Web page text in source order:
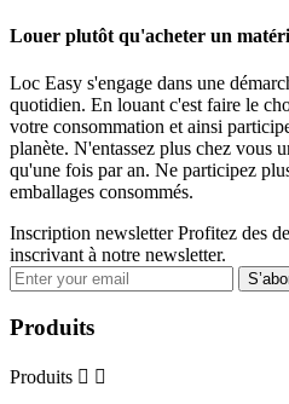
Louer plutôt qu'acheter un
Loc Easy s'engage dans une
quotidien. En louant c'est faire le
votre consommation et ainsi
planète. N'entassez plus chez vous
qu'une fois par an. Ne participez
emballages consommés.
Inscription newsletter Profitez des
inscrivant à notre newsletter.
Produits
Produits  